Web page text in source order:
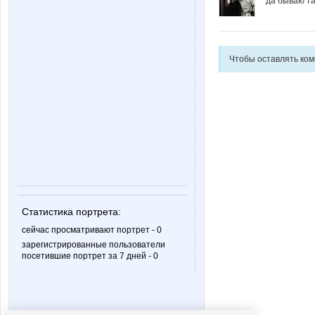
Статистика портрета:
сейчас просматривают портрет - 0
зарегистрированные пользователи
посетившие портрет за 7 дней - 0
Чтобы оставлять